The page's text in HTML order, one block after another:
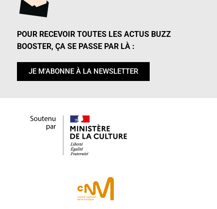
POUR RECEVOIR TOUTES LES ACTUS BUZZ
BOOSTER, ÇA SE PASSE PAR LÀ :
JE M'ABONNE À LA NEWSLETTER